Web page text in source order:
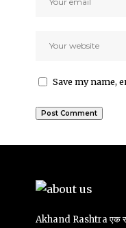
Save my name,
Akhand Rashtra एक